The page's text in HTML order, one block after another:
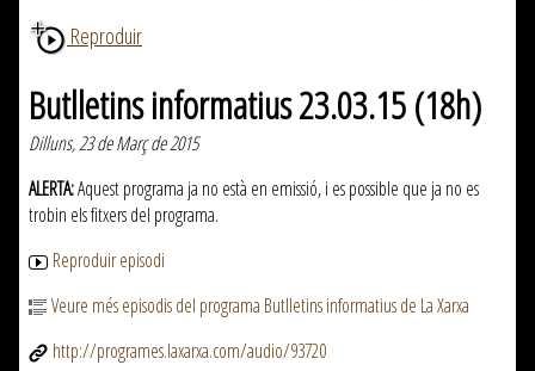
Reproduir
Butlletins informatius 23.03.15 (18h)
Dilluns, 23 de Març de 2015
ALERTA:Aquest programa ja no està en emissió, i es possible que ja no es
trobin els fitxers del programa.
Reproduir episodi
Veure més episodis del programa Butlletins informatius de La Xarxa
http://programes.laxarxa.com/audio/93720